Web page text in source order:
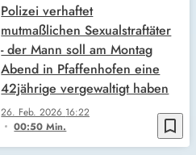
bookmark_border
26. Feb. 2026 16:22
00:50 Min.
Polizei verhaftet
mutmaßlichen Sexualstraftäter
- der Mann soll am Montag
Abend in Pfaffenhofen eine
42jährige vergewaltigt haben